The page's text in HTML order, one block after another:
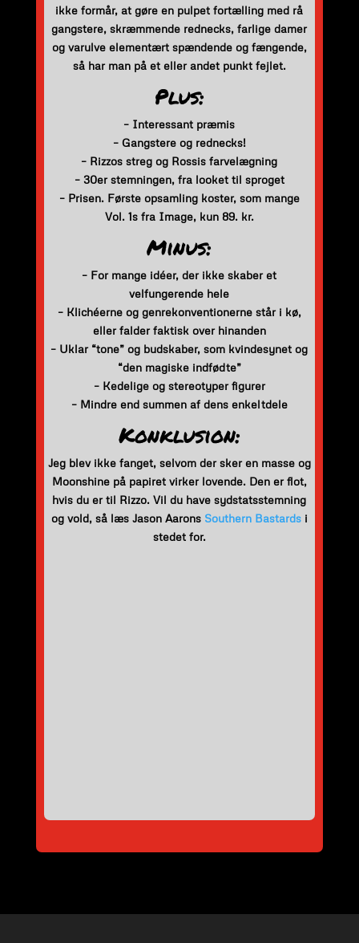
ikke formår, at gøre en pulpet fortælling med rå
gangstere, skræmmende rednecks, farlige damer
og varulve elementært spændende og fængende,
så har man på et eller andet punkt fejlet.
Plus:
– Interessant præmis
– Gangstere og rednecks!
– Rizzos streg og Rossis farvelægning
– 30er stemningen, fra looket til sproget
– Prisen. Første opsamling koster, som mange
Vol. 1s fra Image, kun 89. kr.
Minus:
– For mange idéer, der ikke skaber et
velfungerende hele
– Klichéerne og genrekonventionerne står i kø,
eller falder faktisk over hinanden
– Uklar “tone” og budskaber, som kvindesynet og
“den magiske indfødte”
– Kedelige og stereotyper figurer
– Mindre end summen af dens enkeltdele
Konklusion:
Jeg blev ikke fanget, selvom der sker en masse og
Moonshine på papiret virker lovende. Den er flot,
hvis du er til Rizzo. Vil du have sydstatsstemning
og vold, så læs Jason Aarons Southern Bastardsi
stedet for.